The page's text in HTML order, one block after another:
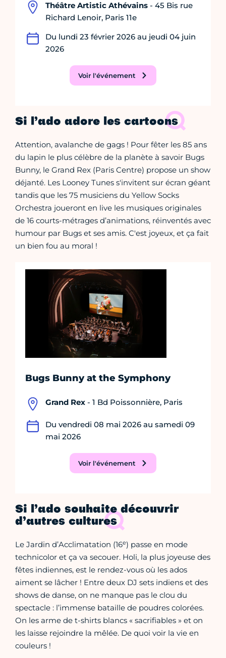
Théâtre Artistic Athévains - 45 Bis rue
Richard Lenoir, Paris 11e
Du lundi 23 février 2026 au jeudi 04 juin
2026
Voir l'événement
Si l’ado adore les cartoons
Attention, avalanche de gags ! Pour fêter les 85 ans
du lapin le plus célèbre de la planète à savoir Bugs
Bunny, le Grand Rex (Paris Centre) propose un show
déjanté. Les Looney Tunes s'invitent sur écran géant
tandis que les 75 musiciens du Yellow Socks
Orchestra joueront en live les musiques originales
de 16 courts-métrages d’animations, réinventés avec
humour par Bugs et ses amis. C'est joyeux, et ça fait
un bien fou au moral !
Bugs Bunny at the Symphony
Grand Rex - 1 Bd Poissonnière, Paris
Du vendredi 08 mai 2026 au samedi 09
mai 2026
Voir l'événement
Si l’ado souhaite découvrir
d’autres cultures
Le Jardin d’Acclimatation (16e) passe en mode
technicolor et ça va secouer. Holi, la plus joyeuse des
fêtes indiennes, est le rendez-vous où les ados
aiment se lâcher ! Entre deux DJ sets indiens et des
shows de danse, on ne manque pas le clou du
spectacle : l’immense bataille de poudres colorées.
On les arme de t-shirts blancs « sacrifiables » et on
les laisse rejoindre la mêlée. De quoi voir la vie en
couleurs !